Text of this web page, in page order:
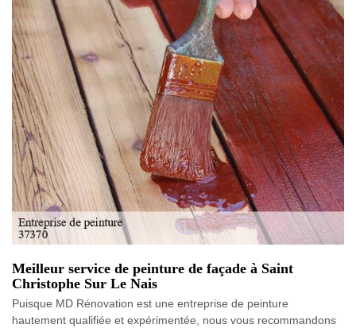
Meilleur service de peinture de façade à Saint
Christophe Sur Le Nais
Puisque MD Rénovation est une entreprise de peinture
hautement qualifiée et expérimentée, nous vous recommandons